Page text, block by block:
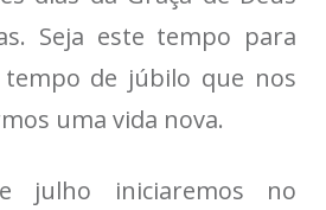
Seja este tempo para
de júbilo que nos
uma vida nova.
julho iniciaremos no